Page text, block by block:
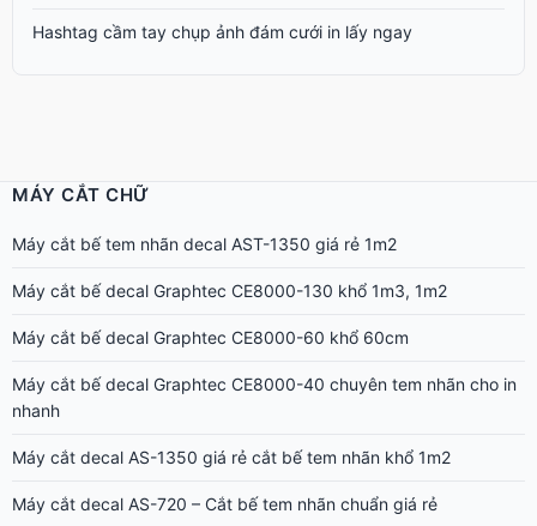
Hashtag cầm tay chụp ảnh đám cưới in lấy ngay
MÁY CẮT CHỮ
Máy cắt bế tem nhãn decal AST-1350 giá rẻ 1m2
Máy cắt bế decal Graphtec CE8000-130 khổ 1m3, 1m2
Máy cắt bế decal Graphtec CE8000-60 khổ 60cm
Máy cắt bế decal Graphtec CE8000-40 chuyên tem nhãn cho in
nhanh
Máy cắt decal AS-1350 giá rẻ cắt bế tem nhãn khổ 1m2
Máy cắt decal AS-720 – Cắt bế tem nhãn chuẩn giá rẻ